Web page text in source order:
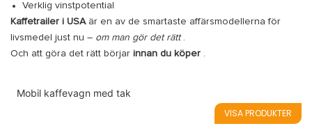
Verklig vinstpotential
Kaffetrailer i USAär en av de smartaste affärsmodellerna för
livsmedel just nu – om man gör det rätt.
Och att göra det rätt börjar innan du köper .
Mobil kaffevagn med tak
VISA PRODUKTER